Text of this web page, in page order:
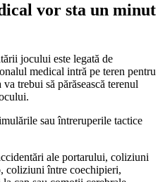
vor sta un minut
jocului este legată de
medical intră pe teren pentru
trebui să părăsească terenul
sau întreruperile tactice
ale portarului, coliziuni
coliziuni între coechipieri,